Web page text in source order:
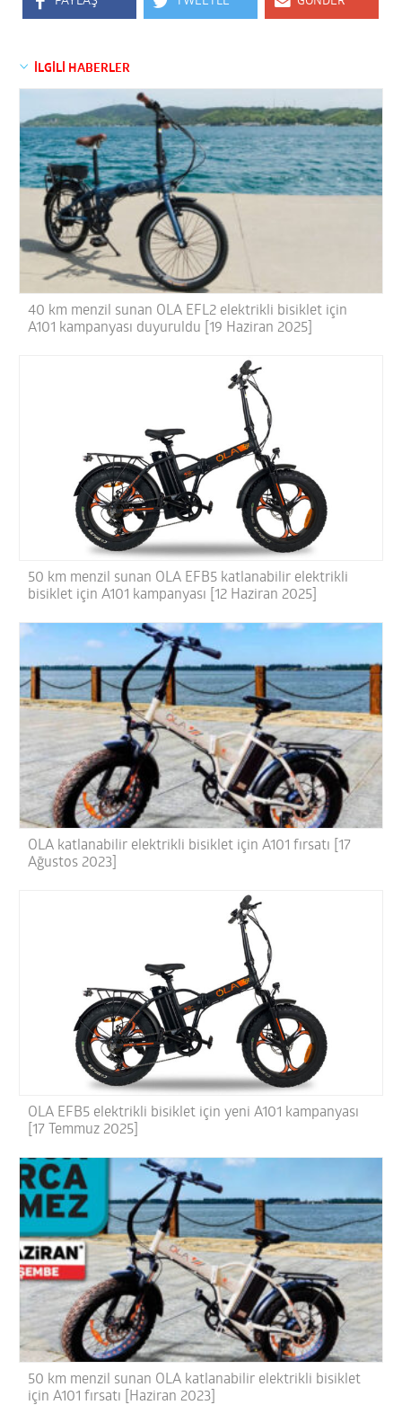
İLGİLİ HABERLER
40 km menzil sunan OLA EFL2 elektrikli bisiklet için
A101 kampanyası duyuruldu [19 Haziran 2025]
50 km menzil sunan OLA EFB5 katlanabilir elektrikli
bisiklet için A101 kampanyası [12 Haziran 2025]
OLA katlanabilir elektrikli bisiklet için A101 fırsatı [17
Ağustos 2023]
OLA EFB5 elektrikli bisiklet için yeni A101 kampanyası
[17 Temmuz 2025]
50 km menzil sunan OLA katlanabilir elektrikli bisiklet
için A101 fırsatı [Haziran 2023]